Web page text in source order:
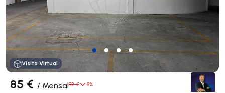
Visita Virtual
85 € / Mensal92 € 8%